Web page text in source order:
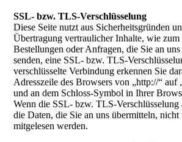
SSL- bzw. TLS-Verschlüsselung
Diese Seite nutzt aus Sicherheitsgründen
Übertragung vertraulicher Inhalte, wie zum
Bestellungen oder Anfragen, die Sie an
senden, eine SSL- bzw. TLS-
verschlüsselte Verbindung erkennen Sie
Adresszeile des Browsers von „http://“ auf
und an dem Schloss-Symbol in Ihrer
Wenn die SSL- bzw. TLS-
die Daten, die Sie an uns übermitteln,
mitgelesen werden.